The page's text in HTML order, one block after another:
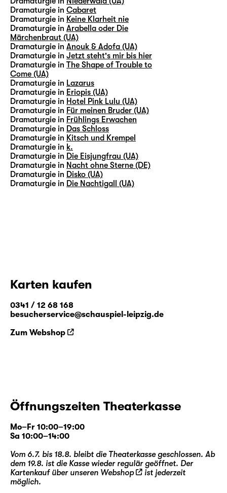
Dramaturgie in Cabaret
Dramaturgie in Keine Klarheit nie
Dramaturgie in Arabella oder Die
Märchenbraut (UA)
Dramaturgie in Anouk & Adofa (UA)
Dramaturgie in Jetzt steht's mir bis hier
Dramaturgie in The Shape of Trouble to
Come (UA)
Dramaturgie in Lazarus
Dramaturgie in Eriopis (UA)
Dramaturgie in Hotel Pink Lulu (UA)
Dramaturgie in Für meinen Bruder (UA)
Dramaturgie in Frühlings Erwachen
Dramaturgie in Das Schloss
Dramaturgie in Kitsch und Krempel
Dramaturgie in k.
Dramaturgie in Die Eisjungfrau (UA)
Dramaturgie in Nacht ohne Sterne (DE)
Dramaturgie in Disko (UA)
Dramaturgie in Die Nachtigall (UA)
Karten kaufen
0341 / 12 68 168
besucherservice@schauspiel-leipzig.de
Zum Webshop
Öffnungszeiten Theaterkasse
Mo–Fr 10:00–19:00
Sa 10:00–14:00
Vom 6.7. bis 18.8. bleibt die Theaterkasse geschlossen. Ab
dem 19.8. ist die Kasse wieder regulär geöffnet. Der
Kartenkauf über unseren Webshop
ist jederzeit
möglich.